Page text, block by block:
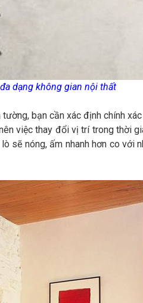
dạng không gian nội thất
bạn cần xác định chính
việc thay đổi vị trí trong thời
sẽ nóng, ấm nhanh hơn co với